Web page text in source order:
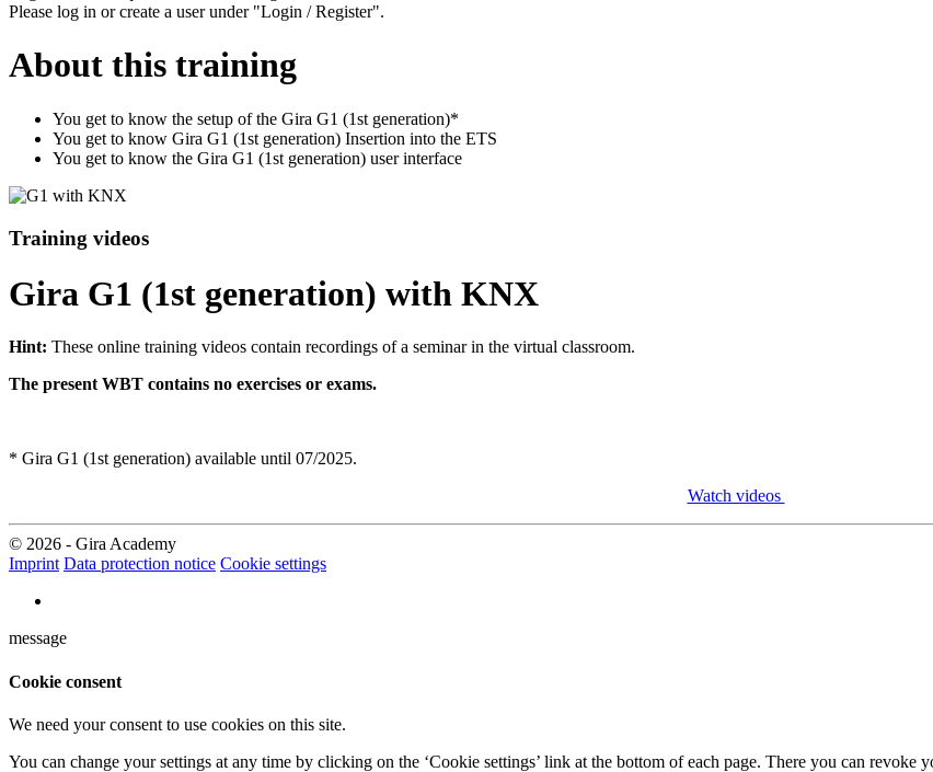
Please log in or create a user under "Login / Register".
About this training
You get to know the setup of the Gira G1 (1st generation)*
You get to know Gira G1 (1st generation) Insertion into the ETS
You get to know the Gira G1 (1st generation) user interface
Training videos
Gira G1 (1st generation) with KNX
Hint: These online training videos contain recordings of a seminar in the virtual classroom.
The present WBT contains no exercises or exams.
* Gira G1 (1st generation) available until 07/2025.
Watch videos
© 2026 - Gira Academy
Imprint Data protection notice Cookie settings
message
Cookie consent
We need your consent to use cookies on this site.
You can change your settings at any time by clicking on the ‘Cookie settings’ link at the bottom of each page. There you can revoke